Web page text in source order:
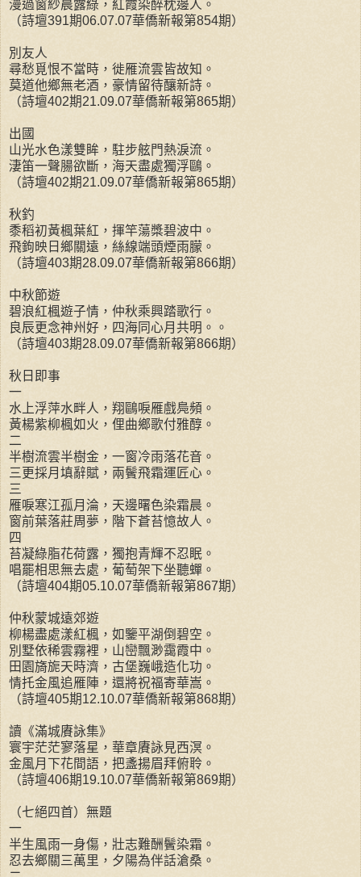
漫過窗紗晨露綠，紅霞染醉枕邊人。
（詩壇391期06.07.07華僑新報第854期）
別友人
尋愁覓恨不當時，徙雁流雲皆故知。
莫道他鄉無老酒，豪情留待釀新詩。
（詩壇402期21.09.07華僑新報第865期）
出國
山光水色漾雙眸，駐步舷門熱淚流。
淒笛一聲腸欲斷，海天盡處獨浮鷗。
（詩壇402期21.09.07華僑新報第865期）
秋釣
黍稻初黃楓葉紅，揮竿蕩槳碧波中。
飛鉤映日鄉關遠，絲線端頭煙雨朦。
（詩壇403期28.09.07華僑新報第866期）
中秋節遊
碧浪紅楓遊子情，仲秋乘興踏歌行。
良辰更念神州好，四海同心月共明。。
（詩壇403期28.09.07華僑新報第866期）
秋日即事
一
水上浮萍水畔人，翔鷗唳雁戲鳧頻。
黃楊紫柳楓如火，俚曲鄉歌付雅醇。
二
半樹流雲半樹金，一窗冷雨落花音。
三更採月填辭賦，兩鬢飛霜運匠心。
三
雁唳寒江孤月淪，天邊曙色染霜晨。
窗前葉落莊周夢，階下蒼苔憶故人。
四
苔凝綠脂花荷露，獨抱青輝不忍眠。
唱罷相思無去處，葡萄架下坐聽蟬。
（詩壇404期05.10.07華僑新報第867期）
仲秋蒙城遠郊遊
柳楊盡處漾紅楓，如鑒平湖倒碧空。
別墅依稀雲霧裡，山巒飄渺靄霞中。
田園旖旎天時濟，古堡巍峨造化功。
情托金風追雁陣，還將祝福寄華嵩。
（詩壇405期12.10.07華僑新報第868期）
讀《滿城賡詠集》
寰宇茫茫寥落星，華章賡詠見西溟。
金風月下花間語，把盞揚眉拜俯聆。
（詩壇406期19.10.07華僑新報第869期）
（七絕四首）無題
一
半生風雨一身傷，壯志難酬鬢染霜。
忍去鄉關三萬里，夕陽為伴話滄桑。